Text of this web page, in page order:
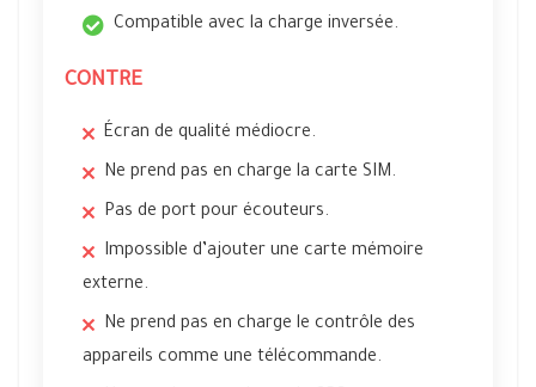
Compatible avec la charge inversée.
CONTRE
Écran de qualité médiocre.
Ne prend pas en charge la carte SIM.
Pas de port pour écouteurs.
Impossible d’ajouter une carte mémoire
externe.
Ne prend pas en charge le contrôle des
appareils comme une télécommande.